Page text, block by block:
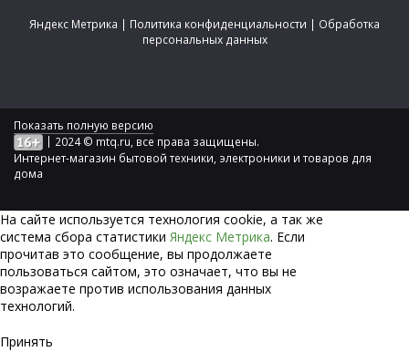
Яндекс Метрика | Политика конфиденциальности | Обработка
персональных данных
Показать полную версию
| 2024 © mtq.ru, все права защищены.
Интернет-магазин бытовой техники, электроники и товаров для
дома
На сайте используется технология сookie, а так же
система сбора статистики Яндекс Метрика. Если
прочитав это сообщение, вы продолжаете
пользоваться сайтом, это означает, что вы не
возражаете против использования данных
технологий.
Принять